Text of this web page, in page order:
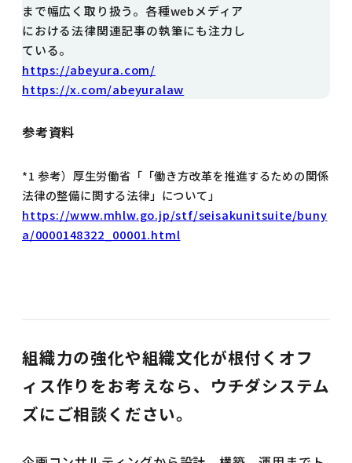
まで幅広く取り扱う。各種webメディア
における法律関連記事の執筆にも注力し
ている。
https://abeyura.com/
https://x.com/abeyuralaw
参考資料
*1 参考）厚生労働省「「働き方改革を推進するための関係
法律の整備に関する法律」について」
https://www.mhlw.go.jp/stf/seisakunitsuite/buny
a/0000148322_00001.html
組織力の強化や組織文化が根付くオフ
ィス作りをお考えなら、ウチダシステム
ズにご相談ください。